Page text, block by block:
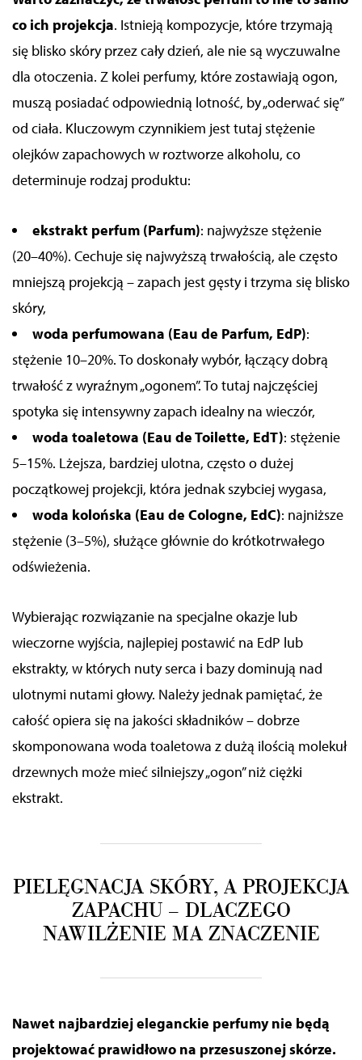
co ich projekcja. Istnieją kompozycje, które trzymają
się blisko skóry przez cały dzień, ale nie są wyczuwalne
dla otoczenia. Z kolei perfumy, które zostawiają ogon,
muszą posiadać odpowiednią lotność, by „oderwać się”
od ciała. Kluczowym czynnikiem jest tutaj stężenie
olejków zapachowych w roztworze alkoholu, co
determinuje rodzaj produktu:
ekstrakt perfum (Parfum): najwyższe stężenie
(20–40%). Cechuje się najwyższą trwałością, ale często
mniejszą projekcją – zapach jest gęsty i trzyma się blisko
skóry,
woda perfumowana (Eau de Parfum, EdP):
stężenie 10–20%. To doskonały wybór, łączący dobrą
trwałość z wyraźnym „ogonem”. To tutaj najczęściej
spotyka się intensywny zapach idealny na wieczór,
woda toaletowa (Eau de Toilette, EdT): stężenie
5–15%. Lżejsza, bardziej ulotna, często o dużej
początkowej projekcji, która jednak szybciej wygasa,
woda kolońska (Eau de Cologne, EdC): najniższe
stężenie (3–5%), służące głównie do krótkotrwałego
odświeżenia.
Wybierając rozwiązanie na specjalne okazje lub
wieczorne wyjścia, najlepiej postawić na EdP lub
ekstrakty, w których nuty serca i bazy dominują nad
ulotnymi nutami głowy. Należy jednak pamiętać, że
całość opiera się na jakości składników – dobrze
skomponowana woda toaletowa z dużą ilością molekuł
drzewnych może mieć silniejszy „ogon” niż ciężki
ekstrakt.
PIELĘGNACJA SKÓRY, A PROJEKCJA
ZAPACHU – DLACZEGO
NAWILŻENIE MA ZNACZENIE
Nawet najbardziej eleganckie perfumynie będą
projektować prawidłowo na przesuszonej skórze.